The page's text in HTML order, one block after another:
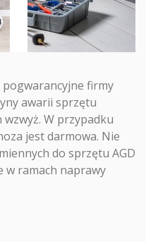
pogwarancyjne firmy
awarii sprzętu
wzwyż. W przypadku
jest darmowa. Nie
do sprzętu AGD
w ramach naprawy